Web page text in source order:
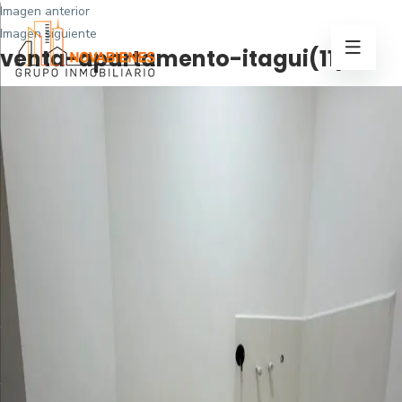
Imagen anterior
Imagen siguiente
venta-apartamento-itagui(11)